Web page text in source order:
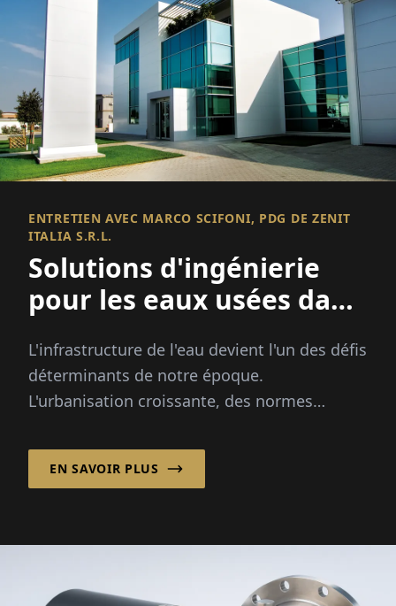
ENTRETIEN AVEC MARCO SCIFONI, PDG DE ZENIT
ITALIA S.R.L.
Solutions d'ingénierie
pour les eaux usées dans
L'infrastructure de l'eau devient l'un des défis
déterminants de notre époque.
L'urbanisation croissante, des normes
exigences de durabilité accrues
EN SAVOIR PLUS